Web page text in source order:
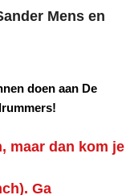
Mens en
doen aan De
maar dan kom je
Ga